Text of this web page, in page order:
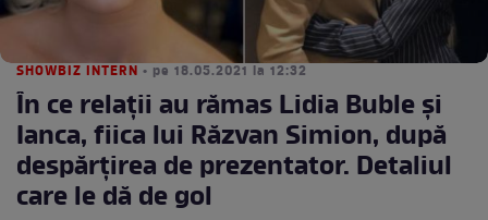
SHOWBIZ INTERN • pe 18.05.2021 la 12:32
În ce relații au rămas Lidia Buble și
Ianca, fiica lui Răzvan Simion, după
despărțirea de prezentator. Detaliul
care le dă de gol